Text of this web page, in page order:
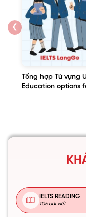
❮
Tổng hợp Từ vựng
Education options
IELTS READING
105 bài viết